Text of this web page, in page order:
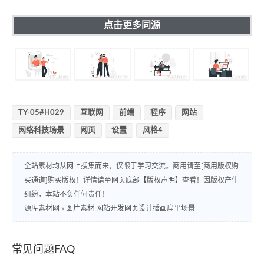
点击更多同源
TY-05#H029 互联网 前端 程序 网站
网络科技场景 网页 设置 风格4
全站素材均从网上搜集而来，仅限于学习交流。商用请至[商用版权购
买通道]购买版权！详情请至网页底部【版权声明】查看！因版权产生
纠纷，本站不负任何责任！
源库素材网 » 图片素材 网站开发网页设计插画扁平场景
常见问题FAQ